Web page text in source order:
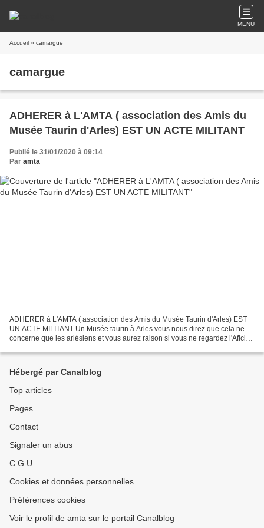
MENU
Accueil » camargue
camargue
ADHERER à L'AMTA ( association des Amis du
Musée Taurin d'Arles) EST UN ACTE MILITANT
Publié le 31/01/2020 à 09:14
Par amta
ADHERER à L'AMTA ( association des Amis du Musée Taurin d'Arles) EST
UN ACTE MILITANT Un Musée taurin à Arles vous nous direz que cela ne
concerne que les arlésiens et vous aurez raison si vous ne regardez l'Aficion
Hébergé par Canalblog
Top articles
Pages
Contact
Signaler un abus
C.G.U.
Cookies et données personnelles
Préférences cookies
Voir le profil de amta sur le portail Canalblog